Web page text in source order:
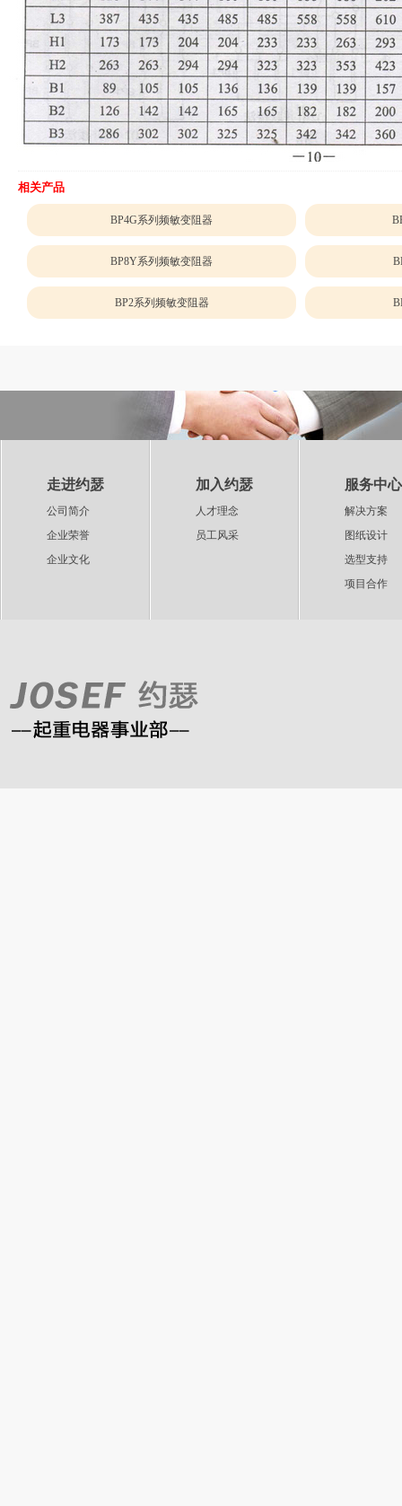
相关产品
BP4G系列频敏变阻器
BP8Y系列频敏变阻器
BP2系列频敏变阻器
走进约瑟
公司简介
企业荣誉
企业文化
加入约瑟
人才理念
员工风采
服务中心
解决方案
图纸设计
选型支持
项目合作